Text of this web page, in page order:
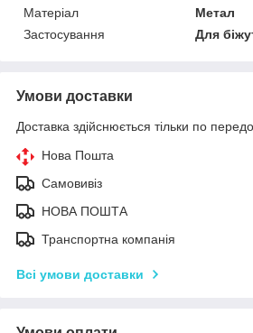
Матеріал
Метал
Застосування
Для
Умови доставки
Доставка здійснюється тільки по
Нова Пошта
Самовивіз
НОВА ПОШТА
Транспортна компанія
Всі умови доставки